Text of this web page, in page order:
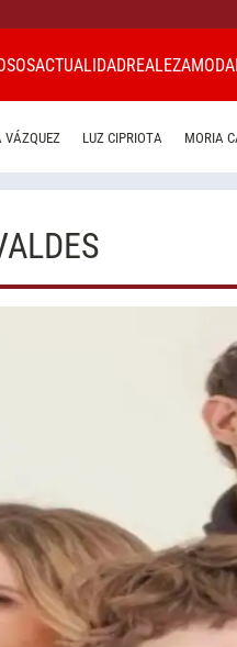
ACTUALIDADREALEZAMODA
VÁZQUEZ LUZ CIPRIOTA MORIA